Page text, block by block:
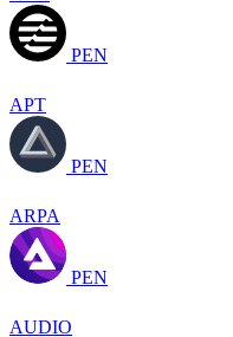
PEN
APT
PEN
ARPA
PEN
AUDIO